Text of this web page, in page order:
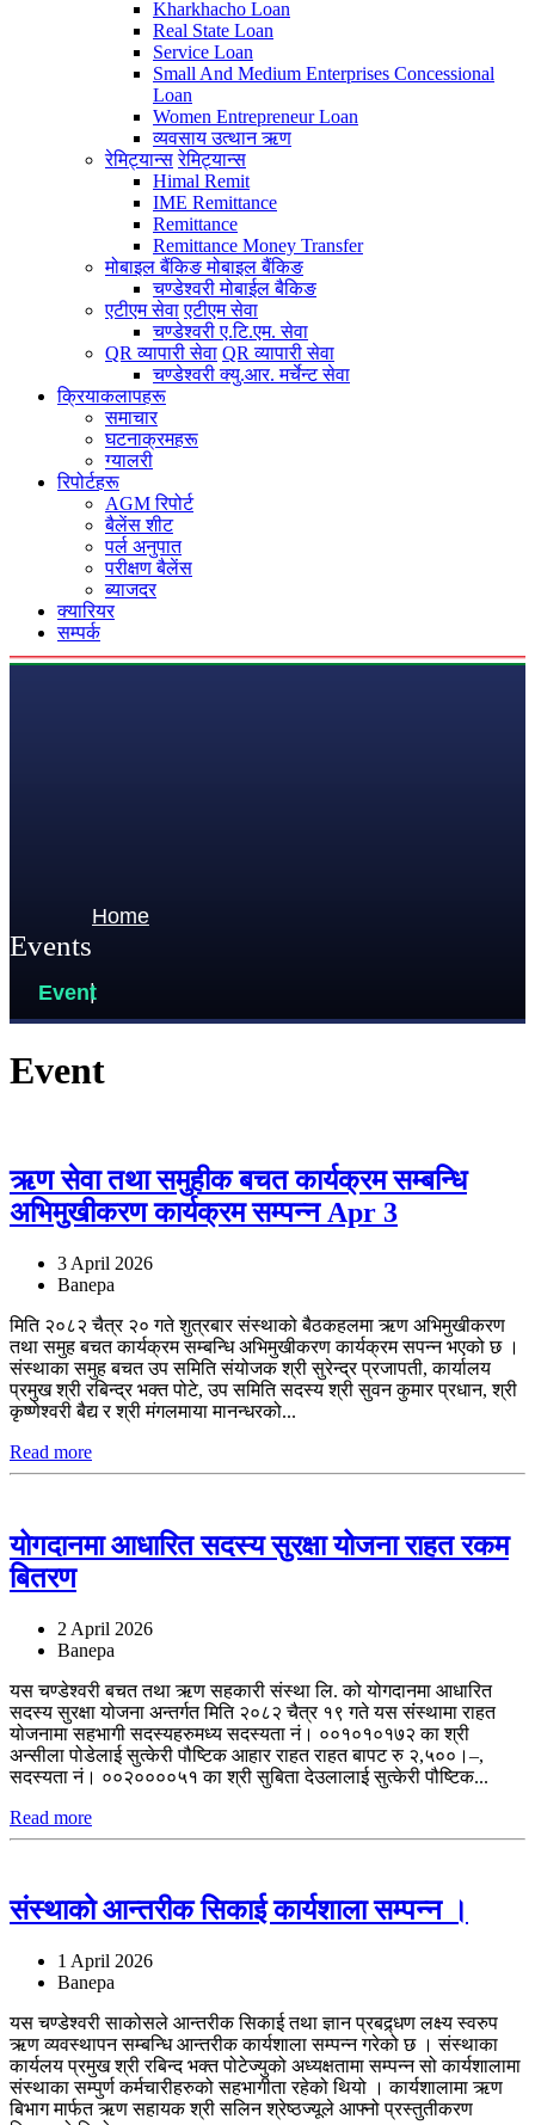
Kharkhacho Loan
Real State Loan
Service Loan
Small And Medium Enterprises Concessional
Loan
Women Entrepreneur Loan
व्यवसाय उत्थान ऋण
रेमिट्यान्स रेमिट्यान्स
Himal Remit
IME Remittance
Remittance
Remittance Money Transfer
मोबाइल बैंकिङमोबाइल बैंकिङ
चण्डेश्वरी मोबाईल बैकिङ
एटीएम सेवा एटीएम सेवा
चण्डेश्वरी ए.टि.एम. सेवा
QR व्यापारी सेवा QR व्यापारी सेवा
चण्डेश्वरी क्यु.आर. मर्चेन्ट सेवा
क्रियाकलापहरू
समाचार
घटनाक्रमहरू
ग्यालरी
रिपोर्टहरू
AGM रिपोर्ट
बैलेंस शीट
पर्ल अनुपात
परीक्षण बैलेंस
ब्याजदर
क्यारियर
सम्पर्क
Events
Home
Event
Event
ऋण सेवा तथा समुहीक बचत कार्यक्रम सम्बन्धि
अभिमुखीकरण कार्यक्रम सम्पन्न Apr 3
3 April 2026
Banepa
मिति २०८२ चैत्र २० गते शुत्रबार संस्थाको बैठकहलमा ऋण अभिमुखीकरण
तथा समुह बचत कार्यक्रम सम्बन्धि अभिमुखीकरण कार्यक्रम सपन्न भएको छ ।
संस्थाका समुह बचत उप समिति संयोजक श्री सुरेन्द्र प्रजापती, कार्यालय
प्रमुख श्री रबिन्द्र भक्त पोटे, उप समिति सदस्य श्री सुवन कुमार प्रधान, श्री
कृष्णेश्वरी बैद्य र श्री मंगलमाया मानन्धरको...
Read more
योगदानमा आधारित सदस्य सुरक्षा योजना राहत रकम
बितरण
2 April 2026
Banepa
यस चण्डेश्वरी बचत तथा ऋण सहकारी संस्था लि. को योगदानमा आधारित
सदस्य सुरक्षा योजना अन्तर्गत मिति २०८२ चैत्र १९ गते यस संंस्थामा राहत
योजनामा सहभागी सदस्यहरुमध्य सदस्यता नं। ००१०१०१७२ का श्री
अन्सीला पोडेलाई सुत्केरी पौष्टिक आहार राहत राहत बापट रु २,५००।–,
सदस्यता नं। ००२००००५१ का श्री सुबिता देउलालाई सुत्केरी पौष्टिक...
Read more
संस्थाको आन्तरीक सिकाई कार्यशाला सम्पन्न ।
1 April 2026
Banepa
यस चण्डेश्वरी साकोसले आन्तरीक सिकाई तथा ज्ञान प्रबद्र्धण लक्ष्य स्वरुप
ऋण व्यवस्थापन सम्बन्धि आन्तरीक कार्यशाला सम्पन्न गरेको छ । संस्थाका
कार्यलय प्रमुख श्री रबिन्द भक्त पोटेज्युको अध्यक्षतामा सम्पन्न सो कार्यशालामा
संस्थाका सम्पुर्ण कर्मचारीहरुको सहभागीता रहेको थियो । कार्यशालामा ऋण
बिभाग मार्फत ऋण सहायक श्री सलिन श्रेष्ठज्यूले आफ्नो प्रस्तुतीकरण